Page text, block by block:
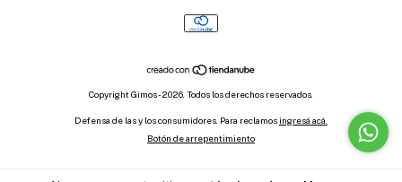
Copyright Gimos - 2026. Todos los derechos reservados.
Defensa de las y los consumidores. Para reclamos ingresá acá.
Botón de arrepentimiento